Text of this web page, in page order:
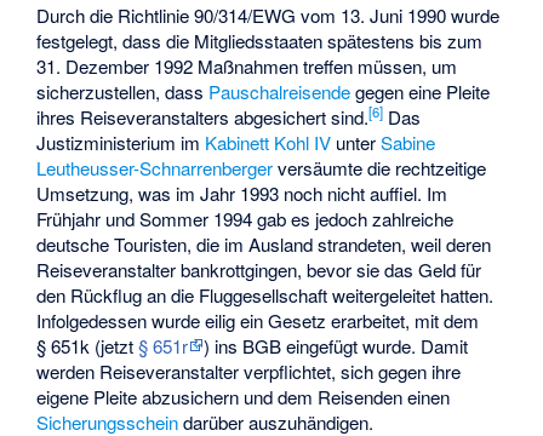
Durch die Richtlinie 90/314/EWG vom 13. Juni 1990 wurde
festgelegt, dass die Mitgliedsstaaten spätestens bis zum
31. Dezember 1992 Maßnahmen treffen müssen, um
sicherzustellen, dass Pauschalreisendegegen eine Pleite
ihres Reiseveranstalters abgesichert sind.[6] Das
Justizministerium im Kabinett Kohl IV unterSabine
Leutheusser-Schnarrenbergerversäumte die rechtzeitige
Umsetzung, was im Jahr 1993 noch nicht auffiel. Im
Frühjahr und Sommer 1994 gab es jedoch zahlreiche
deutsche Touristen, die im Ausland strandeten, weil deren
Reiseveranstalter bankrottgingen, bevor sie das Geld für
den Rückflug an die Fluggesellschaft weitergeleitet hatten.
Infolgedessen wurde eilig ein Gesetz erarbeitet, mit dem
§ 651k (jetzt§ 651r
) ins BGB eingefügt wurde. Damit
werden Reiseveranstalter verpflichtet, sich gegen ihre
eigene Pleite abzusichern und dem Reisenden einen
Sicherungsscheindarüber auszuhändigen.